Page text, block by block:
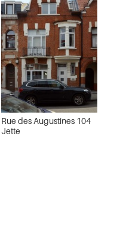
Rue des Augustines 104
Jette